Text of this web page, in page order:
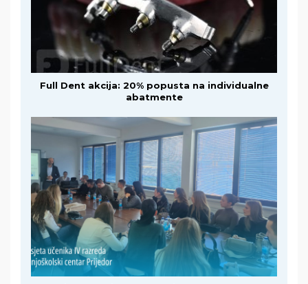
Full Dent akcija: 20% popusta na individualne
abatmente